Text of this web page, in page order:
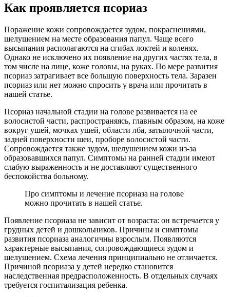
Как проявляется псориаз
Поражение кожи сопровождается зудом, покраснениями,
шелушением на месте образования папул. Чаще всего
высыпания располагаются на сгибах локтей и коленях.
Однако не исключено их появление на других частях тела, в
том числе на лице, коже головы, на руках. По мере развития
псориаз затрагивает все большую поверхность тела. Заразен
псориаз или нет можно спросить у врача или прочитать в
нашей статье.
Псориаз начальной стадии на голове развивается на ее
волосистой части, распространяясь, главным образом, на коже
вокруг ушей, мочках ушей, области лба, затылочной части,
задней поверхности шеи, проборе волосистой части.
Сопровождается также зудом, шелушением кожи из-за
образовавшихся папул. Симптомы на ранней стадии имеют
слабую выраженность и не доставляют существенного
беспокойства больному.
Про симптомы и лечение псориаза на голове
можно прочитать в нашей статье.
Появление псориаза не зависит от возраста: он встречается у
грудных детей и дошкольников. Причины и симптомы
развития псориаза аналогичны взрослым. Появляются
характерные высыпания, сопровождающиеся зудом и
шелушением. Схема лечения принципиально не отличается.
Причиной псориаза у детей нередко становится
наследственная предрасположенность. В отдельных случаях
требуется госпитализация ребенка.